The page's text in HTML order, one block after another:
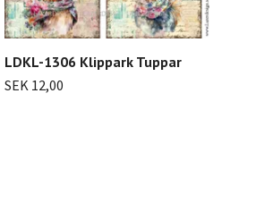
LDKL-1306 Klippark Tuppar
SEK 12,00